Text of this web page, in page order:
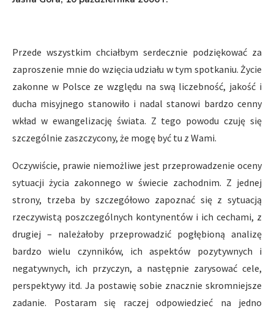
Przede wszystkim chciałbym serdecznie podziękować za
zaproszenie mnie do wzięcia udziału w tym spotkaniu. Życie
zakonne w Polsce ze względu na swą liczebność, jakość i
ducha misyjnego stanowiło i nadal stanowi bardzo cenny
wkład w ewangelizację świata. Z tego powodu czuję się
szczególnie zaszczycony, że mogę być tu z Wami.
Oczywiście, prawie niemożliwe jest przeprowadzenie oceny
sytuacji życia zakonnego w świecie zachodnim. Z jednej
strony, trzeba by szczegółowo zapoznać się z sytuacją
rzeczywistą poszczególnych kontynentów i ich cechami, z
drugiej – należałoby przeprowadzić pogłębioną analizę
bardzo wielu czynników, ich aspektów pozytywnych i
negatywnych, ich przyczyn, a następnie zarysować cele,
perspektywy itd. Ja postawię sobie znacznie skromniejsze
zadanie. Postaram się raczej odpowiedzieć na jedno